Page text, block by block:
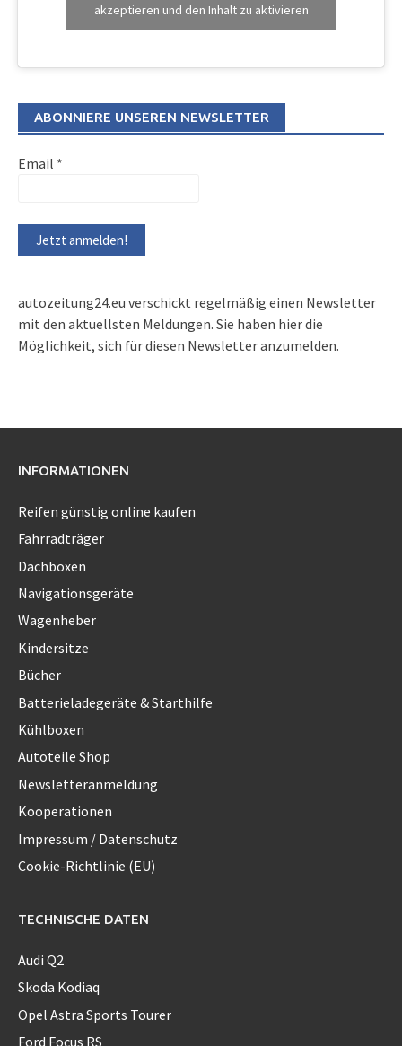
akzeptieren und den Inhalt zu aktivieren
ABONNIERE UNSEREN NEWSLETTER
Email *
autozeitung24.eu verschickt regelmäßig einen Newsletter
mit den aktuellsten Meldungen. Sie haben hier die
Möglichkeit, sich für diesen Newsletter anzumelden.
INFORMATIONEN
Reifen günstig online kaufen
Fahrradträger
Dachboxen
Navigationsgeräte
Wagenheber
Kindersitze
Bücher
Batterieladegeräte & Starthilfe
Kühlboxen
Autoteile Shop
Newsletteranmeldung
Kooperationen
Impressum / Datenschutz
Cookie-Richtlinie (EU)
TECHNISCHE DATEN
Audi Q2
Skoda Kodiaq
Opel Astra Sports Tourer
Ford Focus RS